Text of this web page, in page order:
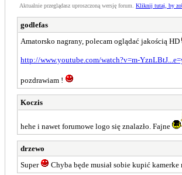
Aktualnie przeglądasz uproszczoną wersję forum. Kliknij tutaj, by
godlefas
Amatorsko nagrany, polecam oglądać jakością HD
http://www.youtube.com/watch?v=m-
pozdrawiam !
Koczis
hehe i nawet forumowe logo się znalazło. Fajne
drzewo
Super
Chyba będe musiał sobie kupić kamerke